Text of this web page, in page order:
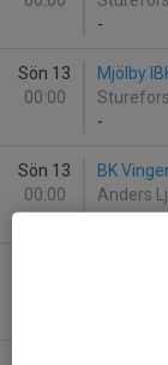
-
Sön 13
00:00
Mjölby
-
Sön 13
00:00
BK
Anders
-
Bergs
Anders